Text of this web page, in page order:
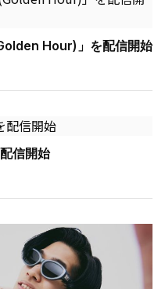
Hour)」を配信開始
信開始